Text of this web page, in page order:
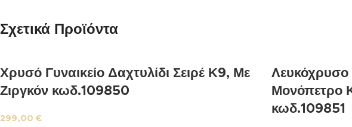
Σχετικά Προϊόντα
Χρυσό Γυναικείο Δαχτυλίδι Σειρέ Κ9, Με
Ζιργκόν κωδ.109850
299,00 €
Λευκόχρυσο
Μονόπετρο
κωδ.109851